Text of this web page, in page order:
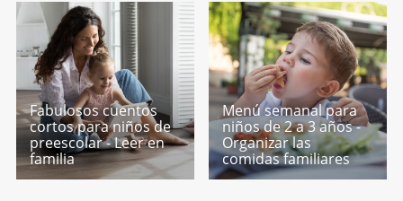
Fabulosos cuentos
cortos para niños de
preescolar - Leer en
familia
Menú semanal para
niños de 2 a 3 años -
Organizar las
comidas familiares